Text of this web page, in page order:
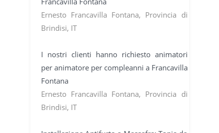
Ernesto Francavilla Fontana, Provincia di
Brindisi, IT
I nostri clienti hanno richiesto animatori
per animatore per compleanni a Francavilla
Fontana
Ernesto Francavilla Fontana, Provincia di
Brindisi, IT